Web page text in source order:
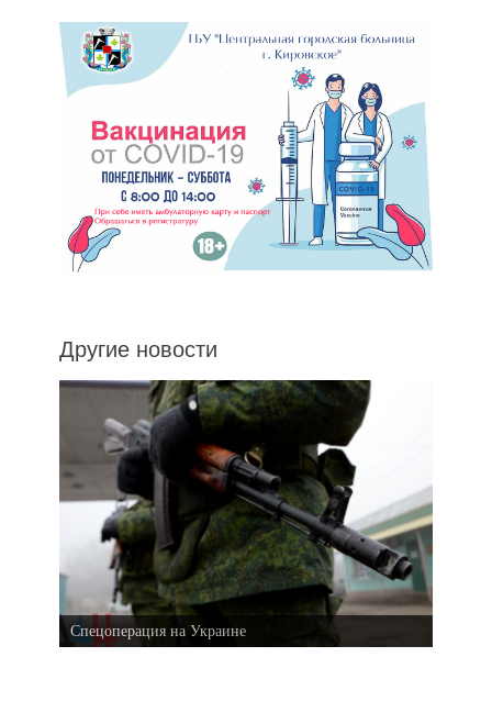
Другие новости
Спецоперация на Украине